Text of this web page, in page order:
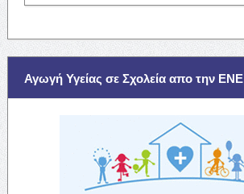
Αγωγή Υγείας σε Σχολεία απο την ΕΝΕ